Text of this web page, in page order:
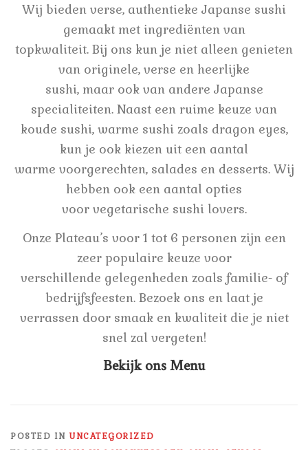
Wij bieden verse, authentieke Japanse sushi
gemaakt met ingrediënten van
topkwaliteit. Bij ons kun je niet alleen genieten
van originele, verse en heerlijke
sushi, maar ook van andere Japanse
specialiteiten. Naast een ruime keuze van
koude sushi, warme sushi zoals dragon eyes,
kun je ook kiezen uit een aantal
warme voorgerechten, salades en desserts. Wij
hebben ook een aantal opties
voor vegetarische sushi lovers.
Onze Plateau’s voor 1 tot 6 personen zijn een
zeer populaire keuze voor
verschillende gelegenheden zoals familie- of
bedrijfsfeesten. Bezoek ons en laat je
verrassen door smaak en kwaliteit die je niet
snel zal vergeten!
Bekijk ons Menu
POSTED IN UNCATEGORIZED